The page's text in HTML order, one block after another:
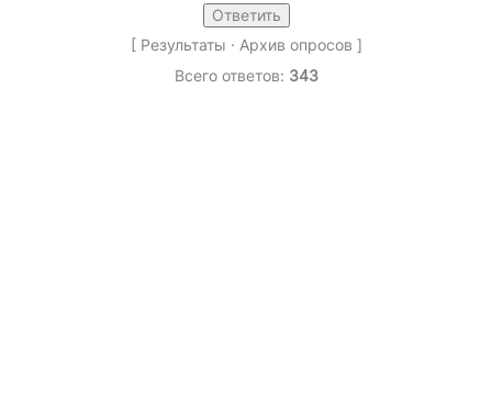
[ Результаты · Архив опросов ]
Всего ответов: 343